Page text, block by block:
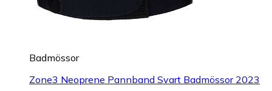
Badmössor
Zone3 Neoprene Pannband Svart Badmössor 2023